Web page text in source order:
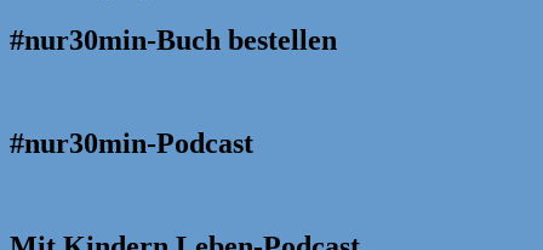
#nur30min-Buch bestellen
#nur30min-Podcast